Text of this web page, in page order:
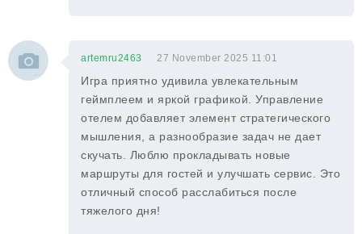
artemru2463 27 November 2025 11:01
Игра приятно удивила увлекательным
геймплеем и яркой графикой. Управление
отелем добавляет элемент стратегического
мышления, а разнообразие задач не дает
скучать. Люблю прокладывать новые
маршруты для гостей и улучшать сервис. Это
отличный способ расслабиться после
тяжелого дня!